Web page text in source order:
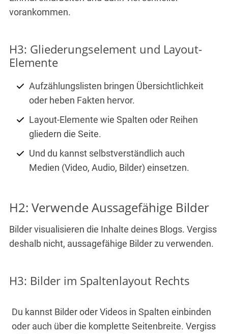
vorankommen.
H3: Gliederungselement und Layout-
Elemente
Aufzählungslisten bringen Übersichtlichkeit
oder heben Fakten hervor.
Layout-Elemente wie Spalten oder Reihen
gliedern die Seite.
Und du kannst selbstverständlich auch
Medien (Video, Audio, Bilder) einsetzen.
H2: Verwende Aussagefähige Bilder
Bilder visualisieren die Inhalte deines Blogs. Vergiss
deshalb nicht, aussagefähige Bilder zu verwenden.
H3: Bilder im Spaltenlayout Rechts
Du kannst Bilder oder Videos in Spalten einbinden
oder auch über die komplette Seitenbreite. Vergiss